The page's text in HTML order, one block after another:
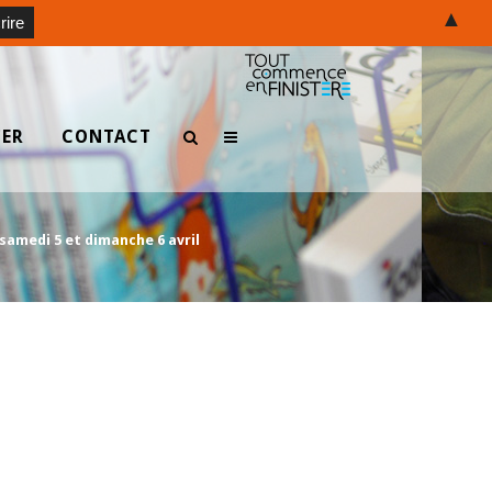
CONTACT
5 et dimanche 6 avril
▲